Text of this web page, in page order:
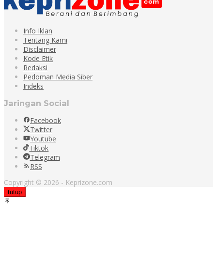
Info Iklan
Tentang Kami
Disclaimer
Kode Etik
Redaksi
Pedoman Media Siber
Indeks
Jaringan Social
Facebook
Twitter
Youtube
Tiktok
Telegram
RSS
Copyright © 2026 - Keprizone.com
tutup